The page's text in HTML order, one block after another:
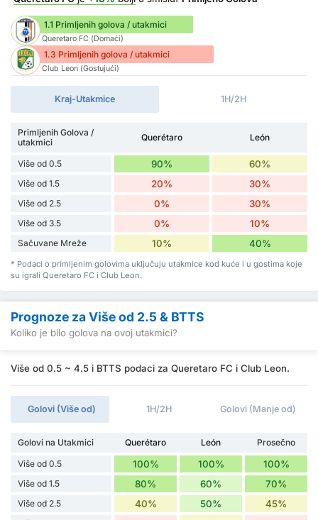
1.1 Primljenih golova / utakmici
Queretaro FC (Domaći)
1.3 Primljenih golova / utakmici
Club Leon (Gostujući)
Kraj-Utakmice 1H/2H
Primljenih Golova /
utakmici
Querétaro León
Više od 0.5 90% 60%
Više od 1.5 20% 30%
Više od 2.5 0% 30%
Više od 3.5 0% 10%
Sačuvane Mreže 10% 40%
* Podaci o primljenim golovima uključuju utakmice kod kuće i u gostima koje
su igrali Queretaro FC i Club Leon.
Prognoze za Više od 2.5 & BTTS
Koliko je bilo golova na ovoj utakmici?
Više od 0.5 ~ 4.5 i BTTS podaci za Queretaro FC i Club Leon.
Golovi (Više od) 1H/2H Golovi (Manje od)
Golovi na Utakmici Querétaro León
Prosečno
Više od 0.5
100% 100% 100%
Više od 1.5 80% 60% 70%
Više od 2.5 40% 50% 45%